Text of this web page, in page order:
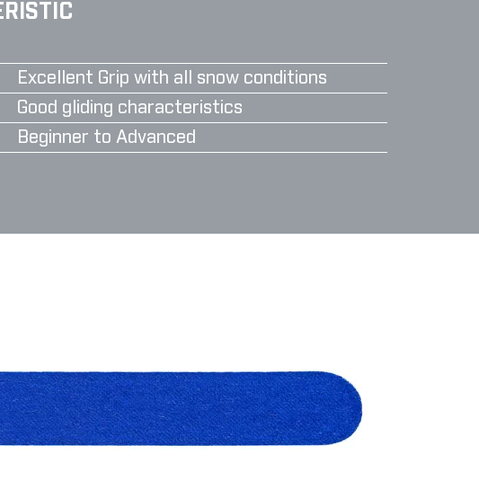
Excellent Grip with all snow conditions
Good gliding characteristics
Beginner to Advanced